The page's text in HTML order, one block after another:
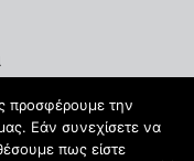
προσφέρουμε την
Εάν συνεχίσετε να
πως είστε